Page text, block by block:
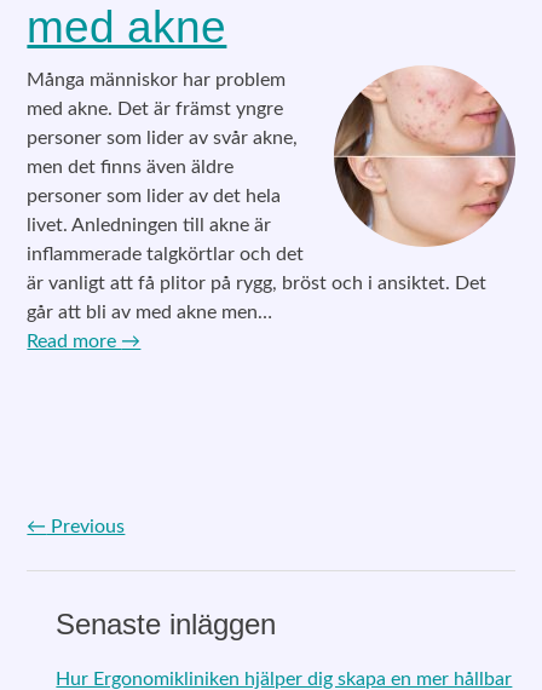
med akne
Många människor har problem
med akne. Det är främst yngre
personer som lider av svår akne,
men det finns även äldre
personer som lider av det hela
livet. Anledningen till akne är
inflammerade talgkörtlar och det
är vanligt att få plitor på rygg, bröst och i ansiktet. Det
går att bli av med akne men…
Read more →
Post navigation
← Previous
Senaste inläggen
Hur Ergonomikliniken hjälper dig skapa en mer hållbar